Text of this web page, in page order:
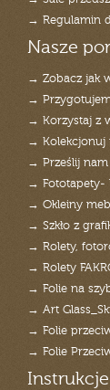
→ Regulamin
Nasze
→ Zobacz jak
→
→ Korzystaj z
→ Kolekcjonuj
→ Prześlij
→ Fototapety-
→ Okleiny
→ Szkło z
→ Rolety,
→ Rolety
→ Folie na
→ Art
→ Folie
→ Folie
Instrukcje